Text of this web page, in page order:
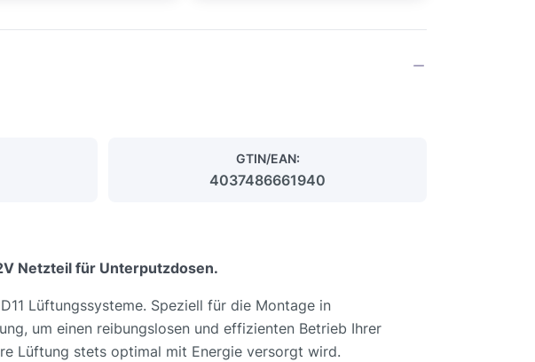
GTIN/EAN:
4037486661940
Netzteil für Unterputzdosen.
Lüftungssysteme. Speziell für die Montage in
um einen reibungslosen und effizienten Betrieb Ihrer
Lüftung stets optimal mit Energie versorgt wird.